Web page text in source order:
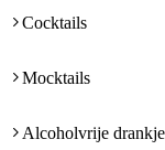
Cocktails
Mocktails
Alcoholvrije